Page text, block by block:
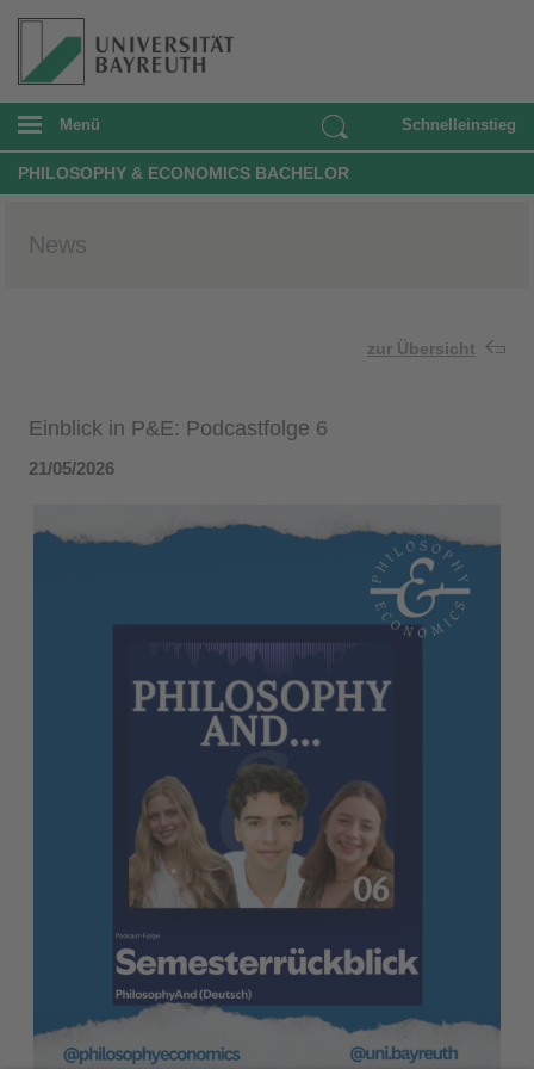
Menü Schnelleinstieg
PHILOSOPHY & ECONOMICS BACHELOR
News
zur Übersicht
Einblick in P&E: Podcastfolge 6
21/05/2026